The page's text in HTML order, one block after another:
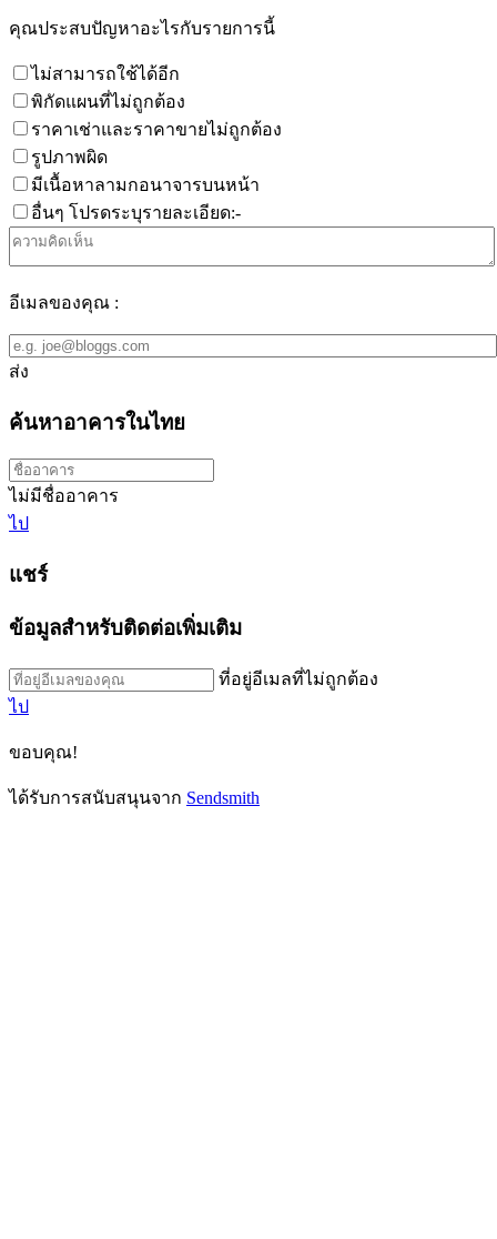
คุณประสบปัญหาอะไรกับรายการนี้
ไม่สามารถใช้ได้อีก
พิกัดแผนที่ไม่ถูกต้อง
ราคาเช่าและราคาขายไม่ถูกต้อง
รูปภาพผิด
มีเนื้อหาลามกอนาจารบนหน้า
อื่นๆ โปรดระบุรายละเอียด:-
อีเมลของคุณ :
ส่ง
ค้นหาอาคารในไทย
ไม่มีชื่ออาคาร
ไป
แชร์
ข้อมูลสำหรับติดต่อเพิ่มเติม
ที่อยู่อีเมลที่ไม่ถูกต้อง
ไป
ขอบคุณ!
ได้รับการสนับสนุนจาก Sendsmith